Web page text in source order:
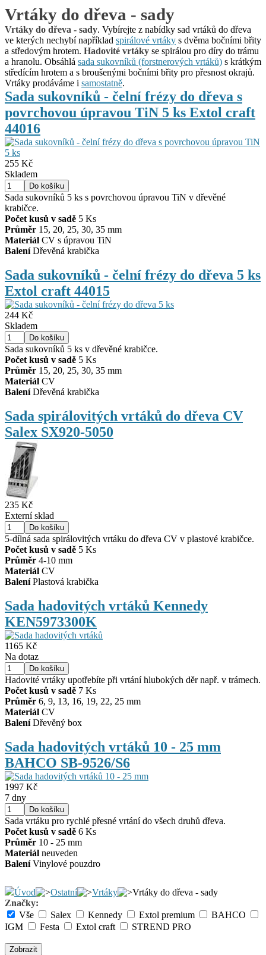
Vrtáky do dřeva - sady
Vrtáky do dřeva - sady. Vybírejte z nabídky sad vrtáků do dřeva
ve kterých nechybí například spirálové vrtáky s dvěma bočními břity
a středovým hrotem. Hadovité vrtáky se spirálou pro díry do trámu
a hranolu. Obsáhlá sada sukovníků (forstnerových vrtáků) s krátkým
středícím hrotem a s broušenými bočními břity pro přesnost okrajů.
Vrtáky prodáváme i samostatně.
Sada sukovníků - čelní frézy do dřeva s
povrchovou úpravou TiN 5 ks Extol craft
44016
255 Kč
Skladem
Sada sukovníků 5 ks s povrchovou úpravou TiN v dřevěné
krabičce.
Počet kusů v sadě 5 Ks
Průměr 15, 20, 25, 30, 35 mm
Materiál CV s úpravou TiN
BaleníDřevěná krabička
Sada sukovníků - čelní frézy do dřeva 5 ks
Extol craft 44015
244 Kč
Skladem
Sada sukovníků 5 ks v dřevěné krabičce.
Počet kusů v sadě 5 Ks
Průměr 15, 20, 25, 30, 35 mm
Materiál CV
BaleníDřevěná krabička
Sada spirálovitých vrtáků do dřeva CV
Salex SX920-5050
235 Kč
Externí sklad
5-dílná sada spirálovitých vrtáku do dřeva CV v plastové krabičce.
Počet kusů v sadě 5 Ks
Průměr 4-10 mm
Materiál CV
BaleníPlastová krabička
Sada hadovitých vrtáků Kennedy
KEN5973300K
1165 Kč
Na dotaz
Hadovité vrtáky upotřebíte při vrtání hlubokých děr např. v trámech.
Počet kusů v sadě 7 Ks
Průměr 6, 9, 13, 16, 19, 22, 25 mm
Materiál CV
BaleníDřevěný box
Sada hadovitých vrtáků 10 - 25 mm
BAHCO SB-9526/S6
1997 Kč
7 dny
Sada vrtáku pro rychlé přesné vrtání do všech druhů dřeva.
Počet kusů v sadě 6 Ks
Průměr 10 - 25 mm
Materiál neuveden
BaleníVinylové pouzdro
Úvod Ostatní Vrtáky
Vrtáky do dřeva - sady
Značky:
Vše
Salex Kennedy Extol premium
BAHCO
IGM
Festa Extol craft STREND PRO
Zobrazit